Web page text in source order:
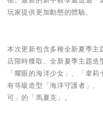
玩家提供更加動態的體驗。
本次更新包含多種全新夏季
店限時獲取。全新夏季主題
「耀眼的海洋少女」、「韋
有等級造型「海洋守護者」
可」的「馬夏克」。